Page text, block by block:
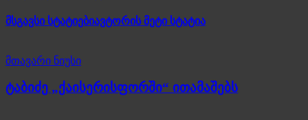
მსგავსი სტატიებიავტორის მეტი სტატია
მთავარი ნიუსი
ტაბიძე „ქაისერისფორში“ ითამაშებს